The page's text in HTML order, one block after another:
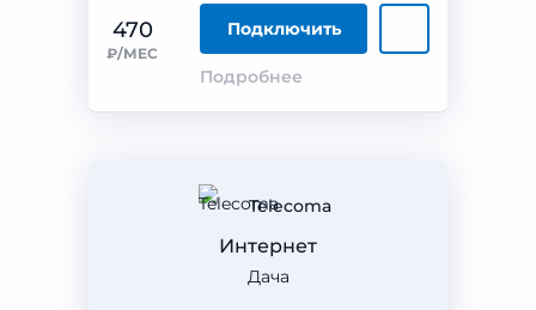
470
₽/МЕС
Подключить
Подробнее
Telecoma
Дача
Интернет